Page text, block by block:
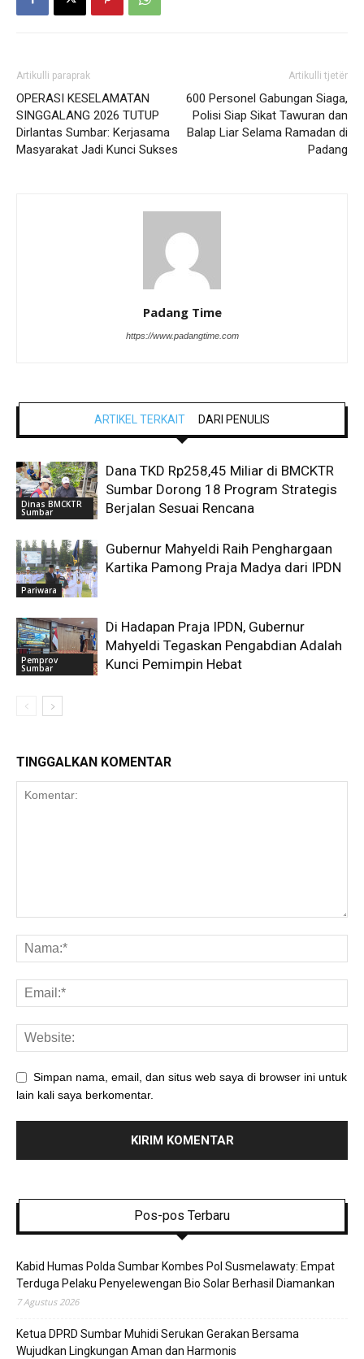
Artikulli paraprak
OPERASI KESELAMATAN
SINGGALANG 2026 TUTUP
Dirlantas Sumbar: Kerjasama
Masyarakat Jadi Kunci Sukses
Artikulli tjetër
600 Personel Gabungan Siaga,
Polisi Siap Sikat Tawuran dan
Balap Liar Selama Ramadan di
Padang
Padang Time
https://www.padangtime.com
ARTIKEL TERKAIT DARI PENULIS
Dinas BMCKTR
Sumbar
Dana TKD Rp258,45 Miliar di BMCKTR
Sumbar Dorong 18 Program Strategis
Berjalan Sesuai Rencana
Pariwara
Gubernur Mahyeldi Raih Penghargaan
Kartika Pamong Praja Madya dari IPDN
Pemprov
Sumbar
Di Hadapan Praja IPDN, Gubernur
Mahyeldi Tegaskan Pengabdian Adalah
Kunci Pemimpin Hebat
TINGGALKAN KOMENTAR
Simpan nama, email, dan situs web saya di browser ini untuk
lain kali saya berkomentar.
Pos-pos Terbaru
Kabid Humas Polda Sumbar Kombes Pol Susmelawaty: Empat
Terduga Pelaku Penyelewengan Bio Solar Berhasil Diamankan
7 Agustus 2026
Ketua DPRD Sumbar Muhidi Serukan Gerakan Bersama
Wujudkan Lingkungan Aman dan Harmonis